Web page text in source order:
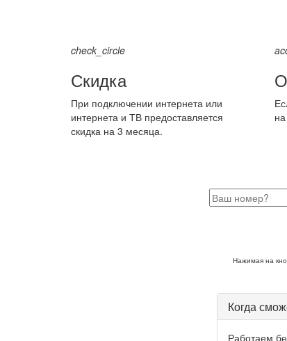
check_circle
Скидка
При подключении интернета или
интернета и ТВ предоставляется
скидка на 3 месяца.
Нажимая на
Когда
Работаем